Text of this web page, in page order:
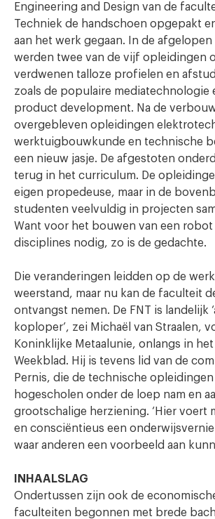
Engineering and Design van de
Techniek de handschoen opgepakt
aan het werk gegaan. In de afgelopen
werden twee van de vijf opleidingen
verdwenen talloze profielen en
zoals de populaire mediatechnologie
product development. Na de
overgebleven opleidingen
werktuigbouwkunde en technische
een nieuw jasje. De afgestoten
terug in het curriculum. De
eigen propedeuse, maar in de
studenten veelvuldig in projecten
Want voor het bouwen van een robot
disciplines nodig, zo is de gedachte.
Die veranderingen leidden op de
weerstand, maar nu kan de faculteit
ontvangst nemen. De FNT is landelijk
koploper’, zei Michaël van Straalen,
Koninklijke Metaalunie, onlangs in
Weekblad. Hij is tevens lid van de
Pernis, die de technische
hogescholen onder de loep nam en
grootschalige herziening. ‘Hier voert
en consciëntieus een
waar anderen een voorbeeld aan
INHAALSLAG
Ondertussen zijn ook de
faculteiten begonnen met brede